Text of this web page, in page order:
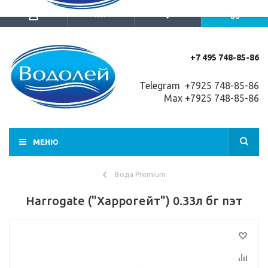
+7 495 748-85-86
Telegram +7925 748-85-86
Max +7925 748-85-86
МЕНЮ
Вода Premium
Harrogate ("Харрогейт") 0.33л бг пэт